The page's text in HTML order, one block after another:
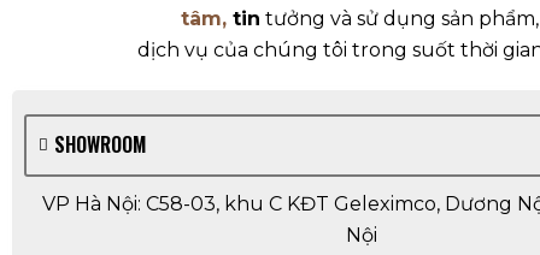
tâm, tin tưởng và sử dụng sản
dịch vụ của chúng tôi trong suốt thời
SHOWROOM
VP Hà Nội: C58-03, khu C KĐT Geleximco, Dương
Nội